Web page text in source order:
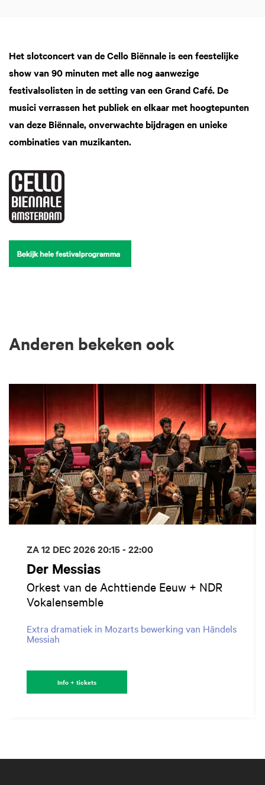
Het slotconcert van de Cello Biënnale is een feestelijke
show van 90 minuten met alle nog aanwezige
festivalsolisten in de setting van een Grand Café. De
musici verrassen het publiek en elkaar met hoogtepunten
van deze Biënnale, onverwachte bijdragen en unieke
combinaties van muzikanten.
Anderen bekeken ook
Der Messias
Orkest van de Achttiende Eeuw + NDR
Vokalensemble
Extra dramatiek in Mozarts bewerking van Händels
Messiah
ZA 12 DEC 202620:15 - 22:00
Info + tickets